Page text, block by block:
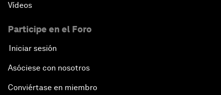
Vídeos
Participe en el Foro
Iniciar sesión
Asóciese con nosotros
Conviértase en miembro